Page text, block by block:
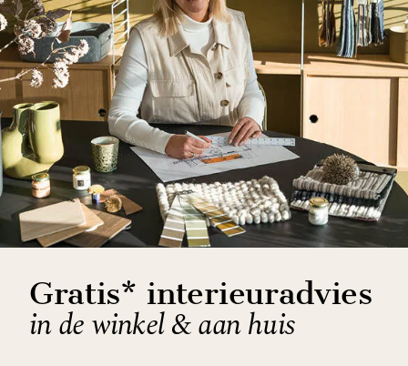
Gratis* interieuradvies
in de winkel & aan huis